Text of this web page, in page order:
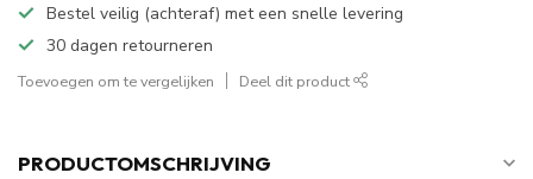
Bestel veilig (achteraf) met een snelle levering
30 dagen retourneren
Toevoegen om te vergelijken Deel dit product
PRODUCTOMSCHRIJVING